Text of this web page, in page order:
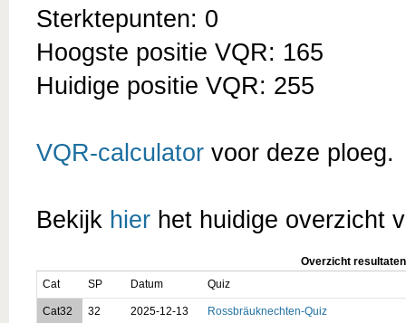
Sterktepunten: 0
Hoogste positie VQR: 165
Huidige positie VQR: 255
VQR-calculator voor deze ploeg.
Bekijk hier het huidige overzicht
Overzicht resultaten
Cat
SP Datum Quiz
Cat32 32 2025-12-13 Rossbräuknechten-Quiz